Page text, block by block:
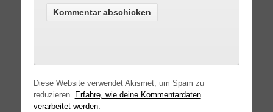
Diese Website verwendet Akismet, um Spam zu
reduzieren. Erfahre, wie deine Kommentardaten
verarbeitet werden.